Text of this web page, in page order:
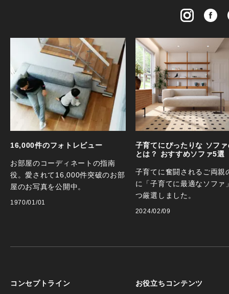
16,000件のフォトレビュー
お部屋のコーディネートの指南
役。愛されて16,000件突破のお部
屋のお写真を公開中。
1970/01/01
子育てにぴったりな ソフ
とは？ おすすめソファ5選
子育てに奮闘されるご両親
に「子育てに最適なソファ
つ厳選しました。
2024/02/09
コンセプトライン お役立ちコンテンツ